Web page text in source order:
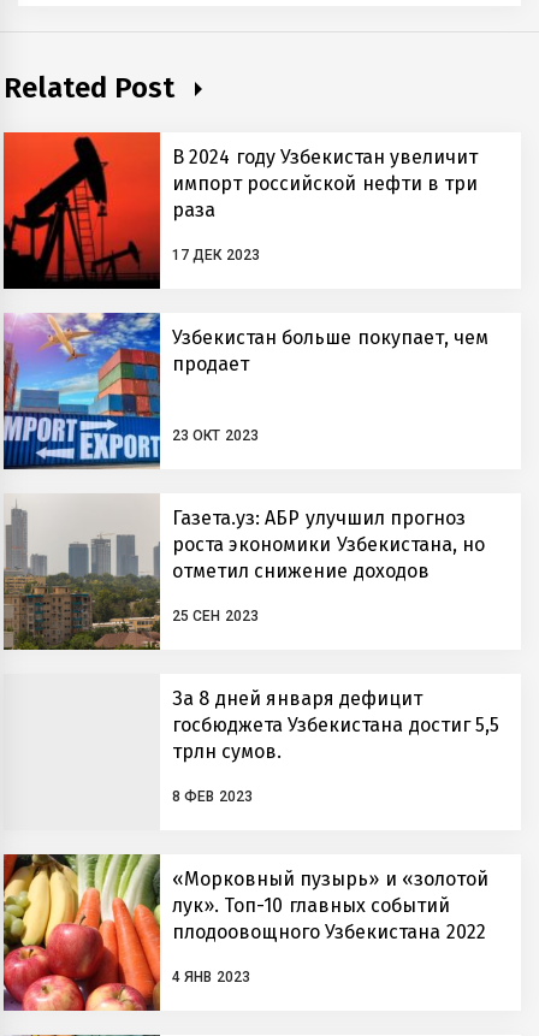
Related Post
В 2024 году Узбекистан увеличит
импорт российской нефти в три
раза
17 ДЕК 2023
Узбекистан больше покупает, чем
продает
23 ОКТ 2023
Газета.уз: АБР улучшил прогноз
роста экономики Узбекистана, но
отметил снижение доходов
25 СЕН 2023
За 8 дней января дефицит
госбюджета Узбекистана достиг 5,5
трлн сумов.
8 ФЕВ 2023
«Морковный пузырь» и «золотой
лук». Топ-10 главных событий
плодоовощного Узбекистана 2022
4 ЯНВ 2023